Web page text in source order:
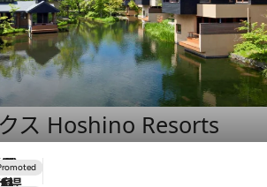
ス Hoshino Resorts